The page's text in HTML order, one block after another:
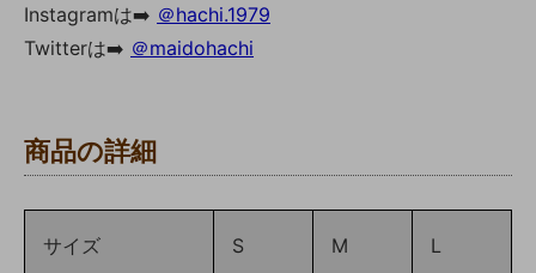
Instagramは➡️ ＠hachi.1979
Twitterは➡️ ＠maidohachi
商品の詳細
サイズ S M L